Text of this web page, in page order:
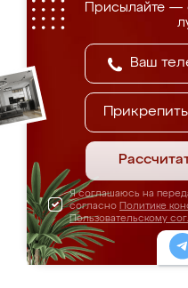
Присылайте —
Я соглашаюсь на
согласно Политике
Пользовательскому